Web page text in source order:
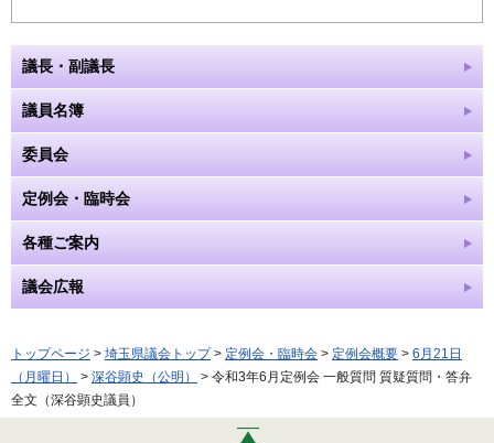
議長・副議長
議員名簿
委員会
定例会・臨時会
各種ご案内
議会広報
トップページ > 埼玉県議会トップ> 定例会・臨時会 > 定例会概要 > 6月21日
（月曜日）
> 深谷顕史（公明）
> 令和3年6月定例会 一般質問 質疑質問・答弁
全文（深谷顕史議員）